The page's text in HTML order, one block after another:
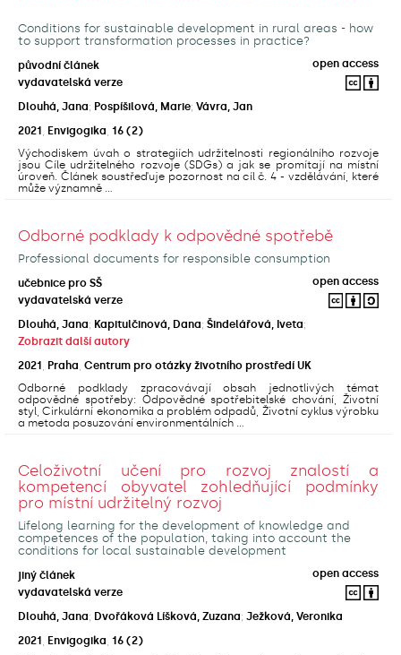
Conditions for sustainable development in rural areas - how
to support transformation processes in practice?
původní článek
open access
vydavatelská verze
Dlouhá, Jana; Pospíšilová, Marie; Vávra, Jan
2021
Envigogika 16 (2)
Východiskem úvah o strategiích udržitelnosti regionálního rozvoje
jsou Cíle udržitelného rozvoje (SDGs) a jak se promítají na místní
úroveň. Článek soustřeďuje pozornost na cíl č. 4 - vzdělávání, které
může významně ...
Odborné podklady k odpovědné spotřebě
Professional documents for responsible consumption
učebnice pro SŠ
open access
vydavatelská verze
Dlouhá, Jana; Kapitulčinová, Dana; Šindelářová, Iveta;
Zobrazit další autory
2021
Praha Centrum pro otázky životního prostředí UK
Odborné podklady zpracovávají obsah jednotlivých témat
odpovědné spotřeby: Odpovědné spotřebitelské chování, Životní
styl, Cirkulární ekonomika a problém odpadů, Životní cyklus výrobku
a metoda posuzování environmentálních ...
Celoživotní učení pro rozvoj znalostí a
kompetencí obyvatel zohledňující podmínky
pro místní udržitelný rozvoj
Lifelong learning for the development of knowledge and
competences of the population, taking into account the
conditions for local sustainable development
jiný článek
open access
vydavatelská verze
Dlouhá, Jana; Dvořáková Líšková, Zuzana; Ježková, Veronika
2021 Envigogika 16 (2)